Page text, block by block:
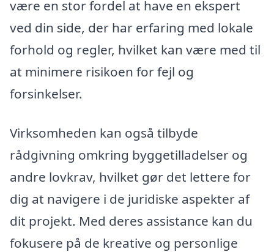
være en stor fordel at have en ekspert
ved din side, der har erfaring med lokale
forhold og regler, hvilket kan være med til
at minimere risikoen for fejl og
forsinkelser.
Virksomheden kan også tilbyde
rådgivning omkring byggetilladelser og
andre lovkrav, hvilket gør det lettere for
dig at navigere i de juridiske aspekter af
dit projekt. Med deres assistance kan du
fokusere på de kreative og personlige